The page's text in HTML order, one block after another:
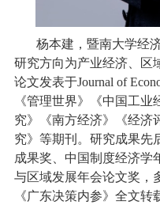
杨本建，暨南大学经
研究方向为产业经济、区
论文发表于Journal of
《管理世界》《中国工
究》《南方经济》《经济
究》等期刊。研究成果先
成果奖、中国制度经济学
与区域发展年会论文奖，
《广东决策内参》全文